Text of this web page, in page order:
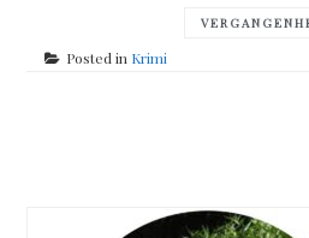
Posted in Krimi
navigation